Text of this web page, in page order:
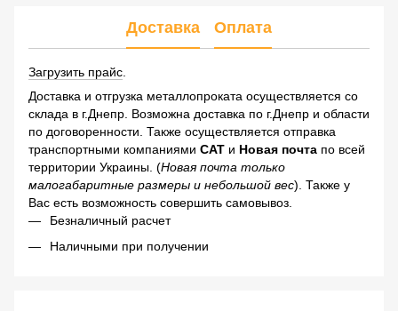
Доставка Оплата
Загрузить прайс
Доставка и отгрузка металлопроката осуществляется со
склада в г.Днепр. Возможна доставка по г.Днепр и области
по договоренности. Также осуществляется отправка
транспортными компаниями САТ и Новая почта по всей
территории Украины. (Новая почта только
малогабаритные размеры и небольшой вес). Также у
Вас есть возможность совершить самовывоз.
Безналичный расчет
Наличными при получении